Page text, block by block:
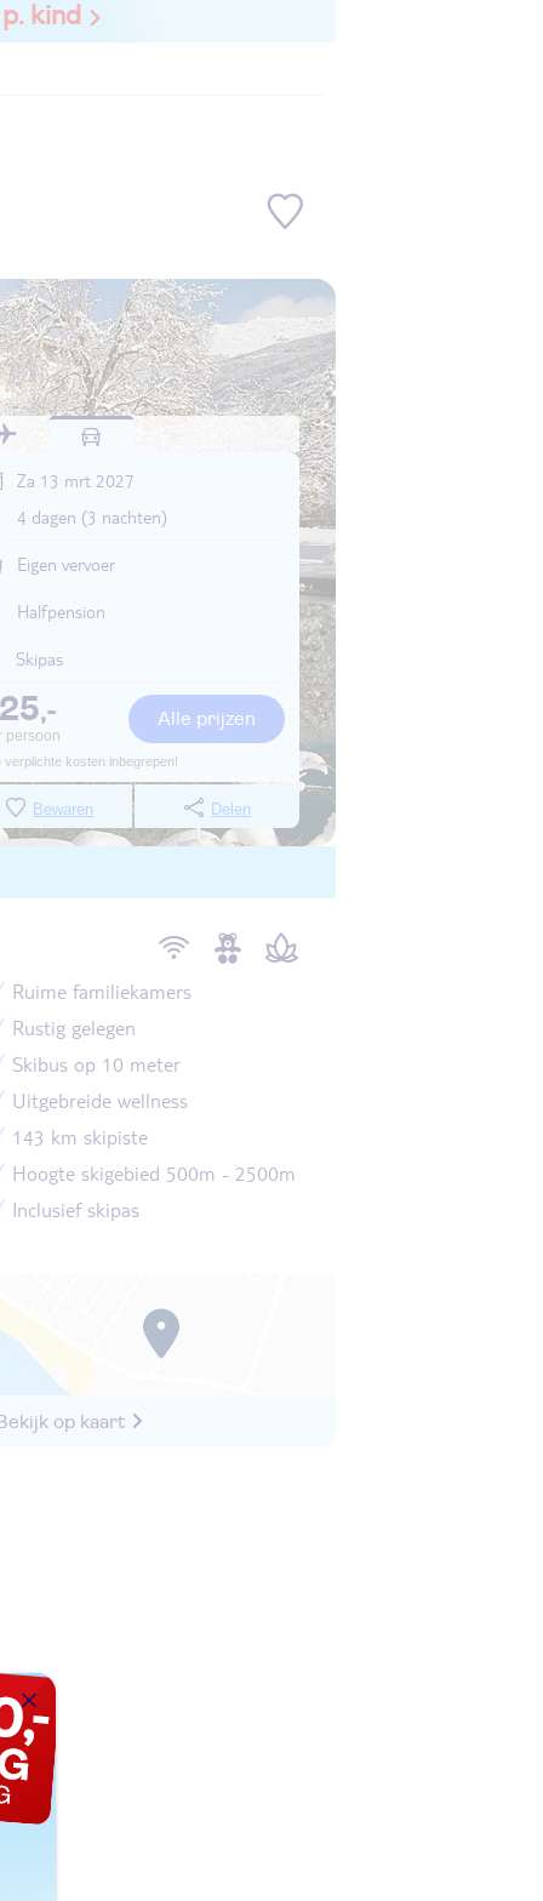
kind
Za 13 mrt 2027
4 dagen (3 nachten)
Eigen vervoer
Halfpension
Skipas
,-
persoon
Alle prijzen
verplichte kosten inbegrepen!
Bewaren Delen
Ruime familiekamers
Rustig gelegen
Skibus op 10 meter
Uitgebreide wellness
143 km skipiste
Hoogte skigebied 500m - 2500m
Inclusief skipas
Bekijk op kaart